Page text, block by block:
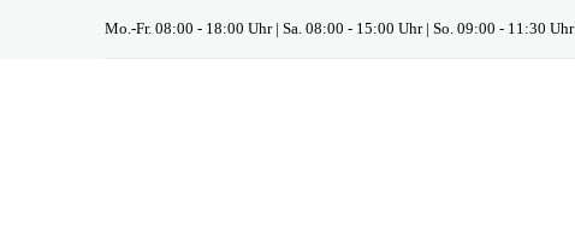
Mo.-Fr. 08:00 - 18:00 Uhr | Sa. 08:00 - 15:00 Uhr | So. 09:00 - 11:30 Uhr